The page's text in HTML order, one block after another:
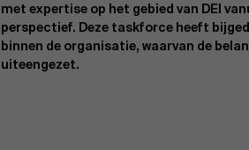
met expertise op het gebied van DEI
perspectief. Deze taskforce heeft
binnen de organisatie, waarvan de
uiteengezet.